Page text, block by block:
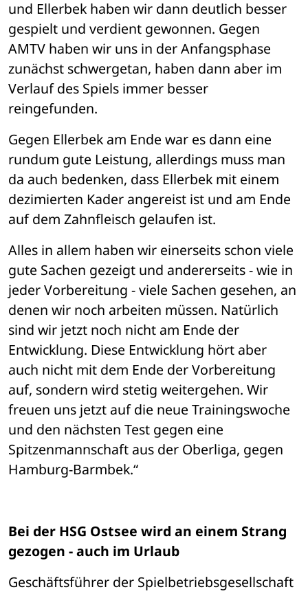
und Ellerbek haben wir dann deutlich besser
gespielt und verdient gewonnen. Gegen
AMTV haben wir uns in der Anfangsphase
zunächst schwergetan, haben dann aber im
Verlauf des Spiels immer besser
reingefunden.
Gegen Ellerbek am Ende war es dann eine
rundum gute Leistung, allerdings muss man
da auch bedenken, dass Ellerbek mit einem
dezimierten Kader angereist ist und am Ende
auf dem Zahnfleisch gelaufen ist.
Alles in allem haben wir einerseits schon viele
gute Sachen gezeigt und andererseits - wie in
jeder Vorbereitung - viele Sachen gesehen, an
denen wir noch arbeiten müssen. Natürlich
sind wir jetzt noch nicht am Ende der
Entwicklung. Diese Entwicklung hört aber
auch nicht mit dem Ende der Vorbereitung
auf, sondern wird stetig weitergehen. Wir
freuen uns jetzt auf die neue Trainingswoche
und den nächsten Test gegen eine
Spitzenmannschaft aus der Oberliga, gegen
Hamburg-Barmbek.“
Bei der HSG Ostsee wird an einem Strang
gezogen - auch im Urlaub
Geschäftsführer der Spielbetriebsgesellschaft